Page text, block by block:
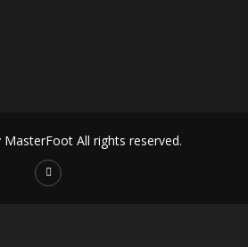
All rights reserved.